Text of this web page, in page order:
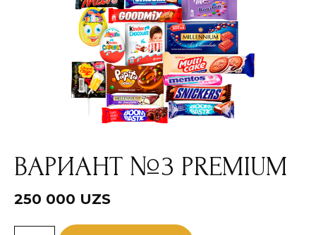
ВАРИАНТ №3 PREMIUM
250 000 UZS
Количество